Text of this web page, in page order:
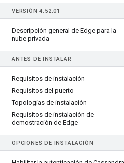
VERSIÓN 4. 52.01
Descripción general de Edge para la
nube privada
ANTES DE INSTALAR
Requisitos de instalación
Requisitos del puerto
Topologías de instalación
Requisitos de instalación de
demostración de Edge
OPCIONES DE INSTALACIÓN